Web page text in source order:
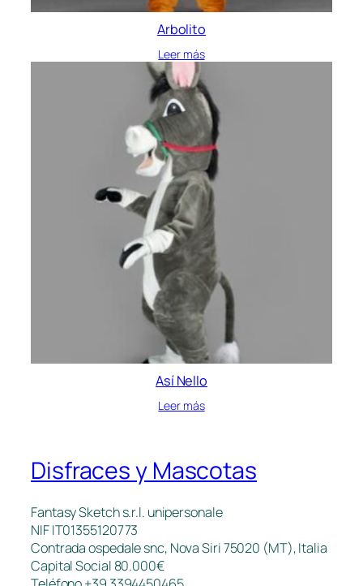
Arbolito
Leer más
Así Nello
Leer más
Disfraces y Mascotas
Fantasy Sketch s.r.l. unipersonale
NIF IT01355120773
Contrada ospedale snc, Nova Siri 75020 (MT), Italia
Capital Social 80.000€